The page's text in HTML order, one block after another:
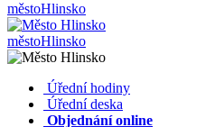
městoHlinsko
městoHlinsko
Úřední hodiny
Úřední deska
Objednání online